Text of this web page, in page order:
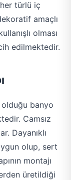
türlü iç
amaçlı
olması
edilmektedir.
banyo
Camsız
Dayanıklı
olup, sert
montajı
üretildiği